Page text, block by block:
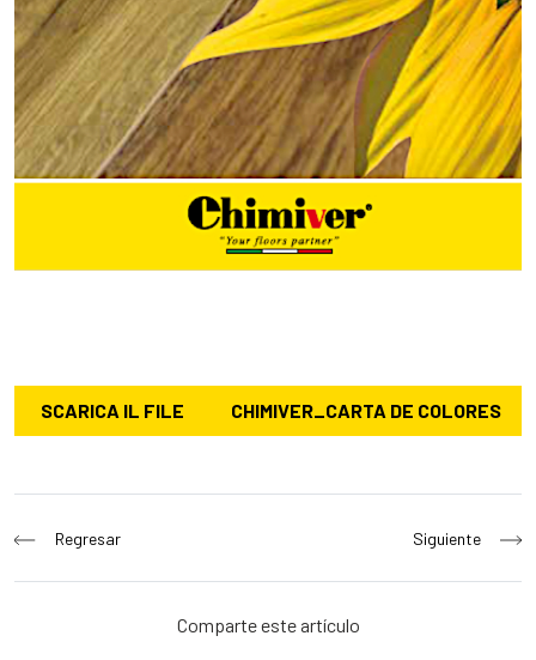
SCARICA IL FILE CHIMIVER_CARTA DE COLORES
Navegación
de
Regresar Siguiente
Comparte este artículo